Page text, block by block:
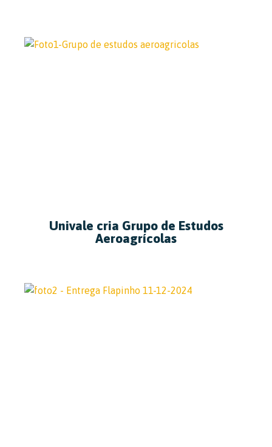
Univale cria Grupo de Estudos
Aeroagrícolas